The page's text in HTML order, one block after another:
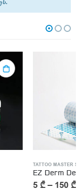
SUPPLIES
EZ Derm Defender – ტატუს დამცავი ხელოვნური კანი